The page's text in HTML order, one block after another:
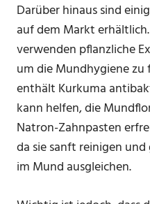
Darüber hinaus sind
auf dem Markt
verwenden pflanzliche
um die Mundhygiene zu
enthält Kurkuma
kann helfen, die
Natron-Zahnpasten
da sie sanft reinigen
im Mund ausgleichen.